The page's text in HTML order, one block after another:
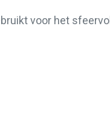
voor het sfeervol